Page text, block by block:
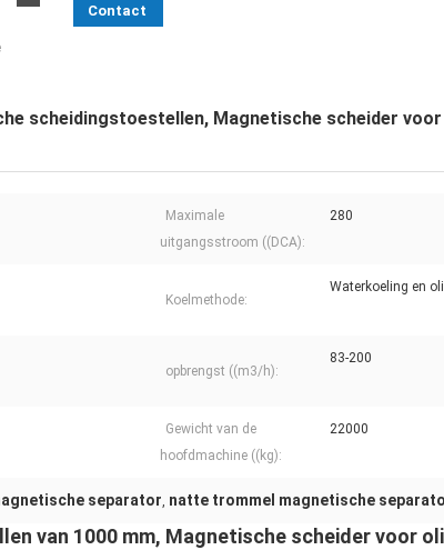
Contact
scheidingstoestellen, Magnetische scheider
Maximale
uitgangsstroom ((DCA):
280
Koelmethode:
Waterkoeling en
opbrengst ((m3/h):
83-200
Gewicht van de
hoofdmachine ((kg):
22000
separator, natte trommel magnetische
van 1000 mm, Magnetische scheider voor